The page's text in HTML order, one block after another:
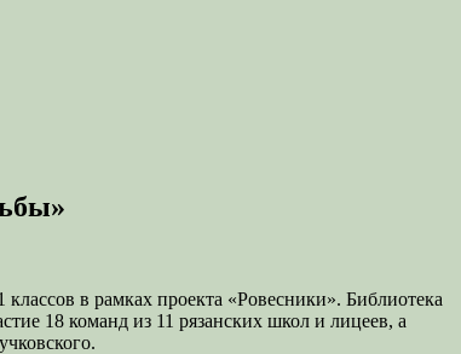
в рамках проекта «Ровесники». Библиотека
18 команд из 11 рязанских школ и лицеев, а